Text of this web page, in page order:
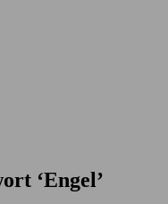
‘Engel’